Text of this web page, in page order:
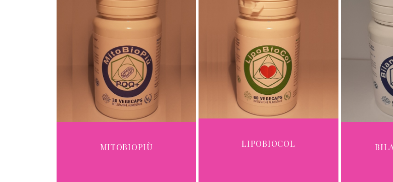
MITOBIOPIÙ LIPOBIOCOL